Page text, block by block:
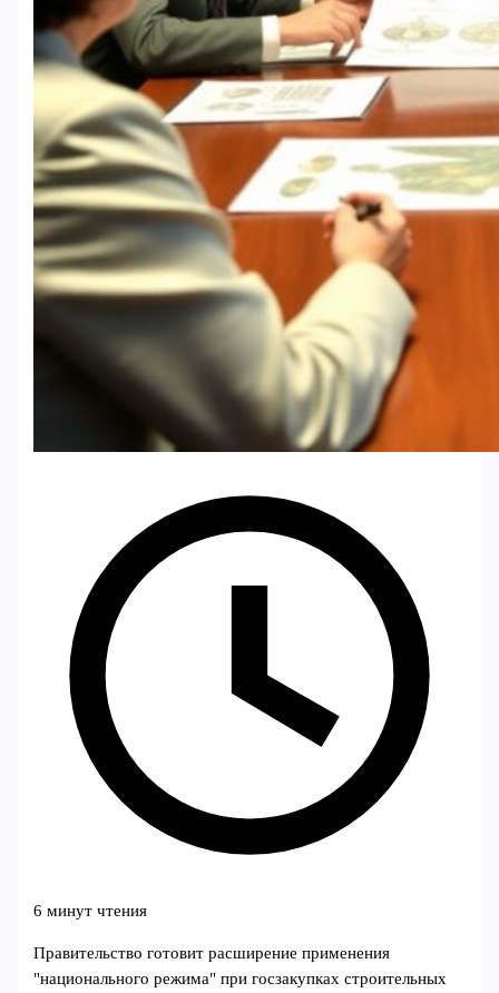
6 минут чтения
Правительство готовит расширение применения
"национального режима" при госзакупках строительных